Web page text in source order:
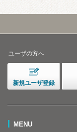
ユーザの方へ
新規ユーザ登録
MENU